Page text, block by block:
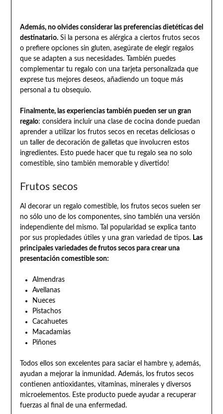
Además, no olvides considerar las preferencias dietéticas del
destinatario.Si la persona es alérgica a ciertos frutos secos
o prefiere opciones sin gluten, asegúrate de elegir regalos
que se adapten a sus necesidades. También puedes
complementar tu regalo con una tarjeta personalizada que
exprese tus mejores deseos, añadiendo un toque más
personal a tu obsequio.
Finalmente, las experiencias también pueden ser un gran
regalo: considera incluir una clase de cocina donde puedan
aprender a utilizar los frutos secos en recetas deliciosas o
un taller de decoración de galletas que involucren estos
ingredientes. Esto puede hacer que tu regalo sea no solo
comestible, sino también memorable y divertido!
Frutos secos
Al decorar un regalo comestible, los frutos secos suelen ser
no sólo uno de los componentes, sino también una versión
independiente del mismo. Tal popularidad se explica tanto
por sus propiedades útiles y una gran variedad de tipos. Las
principales variedades de frutos secos para crear una
presentación comestible son:
Almendras
Avellanas
Nueces
Pistachos
Cacahuetes
Macadamias
Piñones
Todos ellos son excelentes para saciar el hambre y, además,
ayudan a mejorar la inmunidad. Además, los frutos secos
contienen antioxidantes, vitaminas, minerales y diversos
microelementos. Este producto puede ayudar a recuperar
fuerzas al final de una enfermedad.